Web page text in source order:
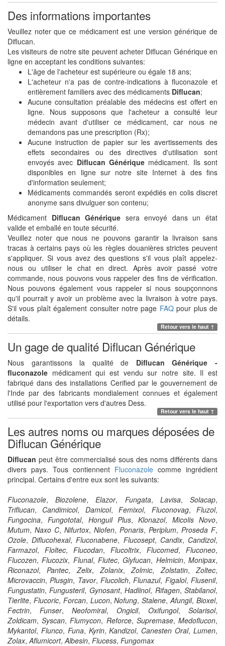
Des informations importantes
Veuillez noter que ce médicament est une version générique de
Diflucan.
Les visiteurs de notre site peuvent acheter Diflucan Générique en
ligne en acceptant les conditions suivantes:
L'âge de l'acheteur est supérieure ou égale 18 ans;
L'acheteur n'a pas de contre-indications à fluconazole et
entièrement familiers avec des médicaments Diflucan;
Aucune consultation préalable des médecins est offert en
ligne. Nous supposons que l'acheteur a consulté leur
médecin avant d'utiliser ce médicament, car nous ne
demandons pas une prescription (Rx);
Aucune instruction de papier sur les avertissements des
effets secondaires ou des directives d'utilisation sont
envoyés avec Diflucan Générique médicament. Ils sont
disponibles en ligne sur notre site Internet à des fins
d'information seulement;
Médicaments commandés seront expédiés en colis discret
anonyme sans divulguer son contenu;
Médicament Diflucan Générique sera envoyé dans un état
valide et emballé en toute sécurité.
Veuillez noter que nous ne pouvons garantir la livraison sans
tracas à certains pays où les règles douanières strictes peuvent
s'appliquer. Si vous avez des questions s'il vous plaît appelez-
nous ou utiliser le chat en direct. Après avoir passé votre
commande, nous pouvons vous rappeler des fins de vérification.
Nous pouvons également vous rappeler si nous soupçonnons
qu'il pourrait y avoir un problème avec la livraison à votre pays.
S'il vous plaît également consulter notre page FAQpour plus de
détails.
Retour vers le haut ↑
Un gage de qualité Diflucan Générique
Nous garantissons la qualité de Diflucan Générique -
fluconazole médicament qui est vendu sur notre site. Il est
fabriqué dans des installations Cerified par le gouvernement de
l'Inde par des fabricants mondialement connues et également
utilisé pour l'exportation vers d'autres Dess.
Retour vers le haut ↑
Les autres noms ou marques déposées de
Diflucan Générique
Diflucan peut être commercialisé sous des noms différents dans
divers pays. Tous contiennent Fluconazole comme ingrédient
principal. Certains d'entre eux sont les suivants:
Fluconazole,Biozolene,Elazor, Fungata, Lavisa,Solacap,
Triflucan, Candimicol, Damicol,Femixol, Fluconovag,Fluzol,
Fungocina, Fungototal, Honguil Plus, Klonazol, Micolis Novo,
Mutum, Naxo C, Nifurtox, Niofen, Ponaris, Periplum, Proseda F,
Ozole,Diflucohexal,Fluconabene, Flucosept, Candix, Candizol,
Farmazol, Floltec, Flucodan, Flucoltrix, Flucomed, Fluconeo,
Flucozen,Flucozix, Flunal,Flutec,Glyfucan, Helmicin,Monipax,
Riconazol,Pantec,Zelix,Zolanix,Zolmic,Zolstatin,Zoltec,
Microvaccin,Plusgin, Tavor,Flucolich,Flunazul, Figalol,Flusenil,
Fungustatin,Fungusteril, Gynosant,Hadlinol, Rifagen,Stabilanol,
Tierlite, Flucoric, Forcan, Lucon,Nofung,Stalene,Afungil,Bioxel,
Fectrin, Funser, Neofomiral, Ongicil, Oxifungol, Solarisol,
Zoldicam,Syscan,Flumycon, Reforce, Supremase,Medoflucon,
Mykantol, Flunco, Funa, Kyrin,Kandizol, Canesten Oral,Lumen,
Zolax,Aflumicort,Albesin, Flucess, Fungomax